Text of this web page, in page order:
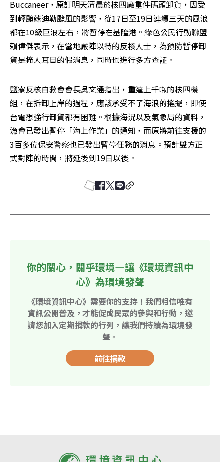
Buccaneer，原訂明天清晨於核四廠重件碼頭卸貨，因受
到輕颱蘇迪勒颱風的影響，從17日至19日連續三天的風浪
都在10級巨浪左右，將暫停在基隆港。綠色公民行動聯盟
賴偉傑表示，在當地嚴陣以待的反核人士，為預防暫停卸
貨是掩人耳目的假消息，同時也進行多方查証。
鹽寮反核自救會會長吳文通指出，重達上千噸的核四機
組，在拆卸上岸的過程，應該承受不了海浪的搖擺，即使
台電想強行卸貨都有困難。根據海況以及氣象局的資料，
漁會已發出暫停「海上作業」的通知，而原將前往支援的
3百多位保安警察也已發出暫停任務的消息。預計雙方正
式對陣的時間，將延後到19日以後。
你的關心，關乎環境—讓《環境資訊中
心》為環境發聲
《環境資訊中心》需要你的支持！我們相信唯有
資訊公開普及，才能促成民眾的參與和行動，邀
請您加入定期捐款的行列，讓我們持續為環境發
聲。
前往捐款